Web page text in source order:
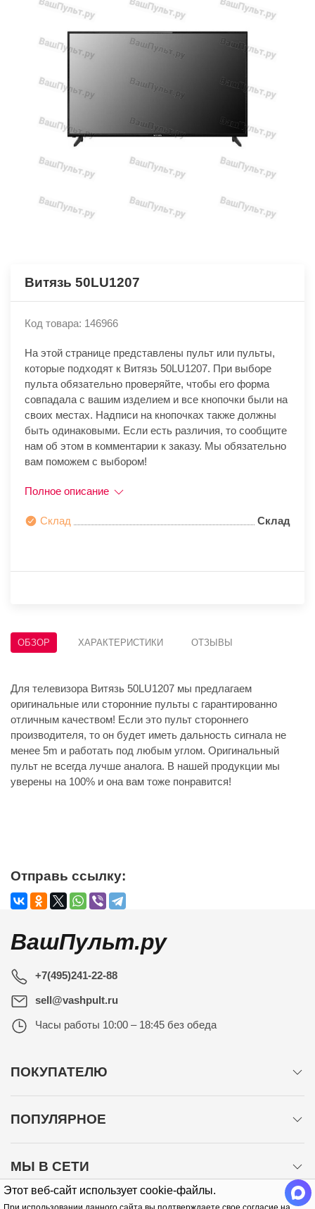
Этот веб-сайт использует cookie-файлы.
Витязь 50LU1207
Код товара: 146966
На этой странице представлены пульт или пульты,
которые подходят к Витязь 50LU1207. При выборе
пульта обязательно проверяйте, чтобы его форма
совпадала с вашим изделием и все кнопочки были на
своих местах. Надписи на кнопочках также должны
быть одинаковыми. Если есть различия, то сообщите
нам об этом в комментарии к заказу. Мы обязательно
вам поможем с выбором!
Полное описание
Склад Склад
ОБЗОР ХАРАКТЕРИСТИКИ ОТЗЫВЫ
Для телевизора Витязь 50LU1207 мы предлагаем
оригинальные или сторонние пульты с гарантированно
отличным качеством! Если это пульт стороннего
производителя, то он будет иметь дальность сигнала не
менее 5m и работать под любым углом. Оригинальный
пульт не всегда лучше аналога. В нашей продукции мы
уверены на 100% и она вам тоже понравится!
Отправь ссылку:
ВашПульт.ру
+7(495)241-22-88
sell@vashpult.ru
Часы работы 10:00 – 18:45 без обеда
ПОКУПАТЕЛЮ
ПОПУЛЯРНОЕ
МЫ В СЕТИ